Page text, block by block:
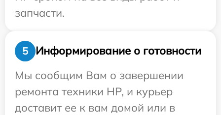
запчасти.
5
Информирование о готовности
Мы сообщим Вам о завершении
ремонта техники HP, и курьер
доставит ее к вам домой или в